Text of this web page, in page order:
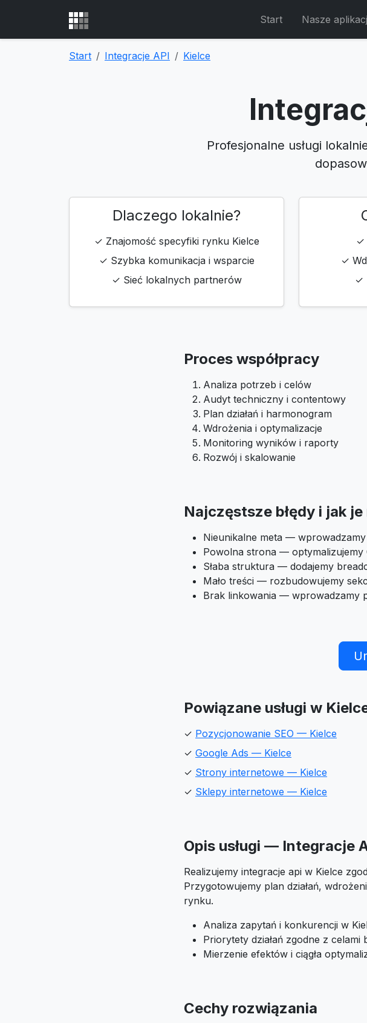
Start Nasze
Start Integracje API Kielce
Profesjonalne usługi
Dlaczego lokalnie?
✓ Znajomość specyfiki rynku Kielce
✓ Szybka komunikacja i wsparcie
✓ Sieć lokalnych partnerów
✓
✓
✓
Proces współpracy
Analiza potrzeb i celów
Audyt techniczny i contentowy
Plan działań i harmonogram
Wdrożenia i optymalizacje
Monitoring wyników i raporty
Rozwój i skalowanie
Najczęstsze błędy i jak
Nieunikalne meta —
Powolna strona — optymalizujemy
Słaba struktura — dodajemy
Mało treści — rozbudowujemy
Brak linkowania — wprowadzamy
Powiązane usługi w
✓ Pozycjonowanie SEO — Kielce
✓ Google Ads — Kielce
✓ Strony internetowe — Kielce
✓ Sklepy internetowe — Kielce
Opis usługi — Integracje
Realizujemy integracje api w Kielce
Przygotowujemy plan działań,
rynku.
Analiza zapytań i konkurencji w
Priorytety działań zgodne z celami
Mierzenie efektów i ciągła
Cechy rozwiązania